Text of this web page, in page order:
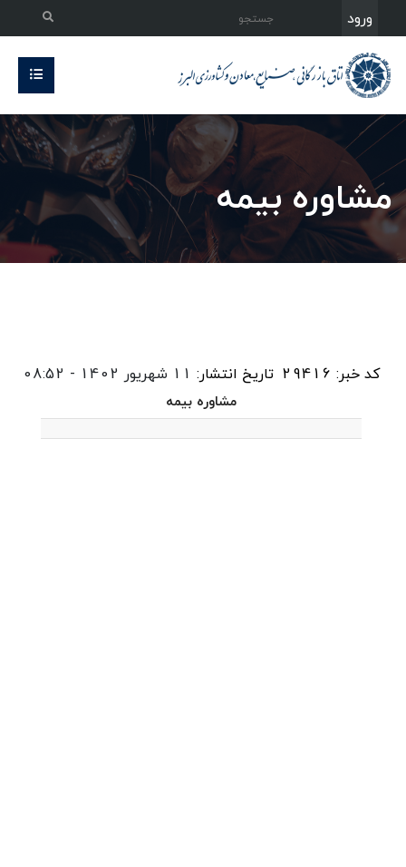
ورود
مشاوره بیمه
کد خبر: 29416 تاریخ انتشار: 11 شهریور 1402 - 08:52
مشاوره بیمه